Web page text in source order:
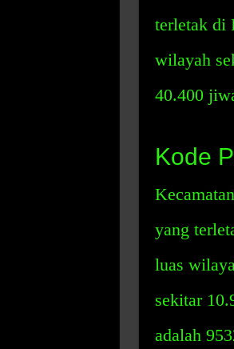
terletak di
wilayah
40.400
Kode
yang
luas
sekitar
adalah